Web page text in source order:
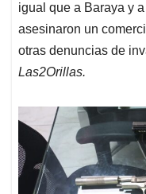
igual que a Baraya y
asesinaron un
otras denuncias de
Las2Orillas.